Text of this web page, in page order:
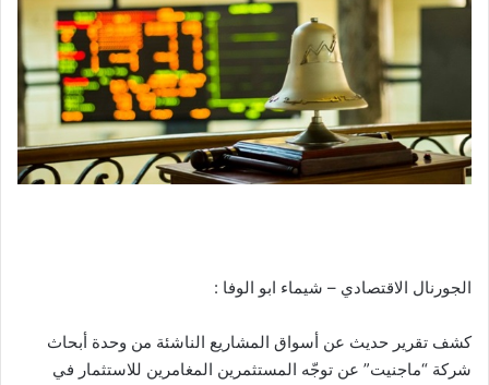
الجورنال الاقتصادي – شيماء ابو الوفا :
كشف تقرير حديث عن أسواق المشاريع الناشئة من وحدة أبحاث
شركة “ماجنيت” عن توجّه المستثمرين المغامرين للاستثمار في